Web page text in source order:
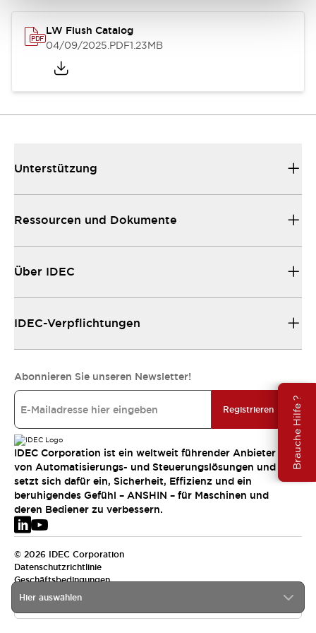
Brauche Hilfe ?
LW Flush Catalog
04/09/2025.PDF1.23MB
Hier auswählen
Unterstützung
Ressourcen und Dokumente
Über IDEC
IDEC-Verpflichtungen
Abonnieren Sie unseren Newsletter!
Registrieren
IDEC Corporation ist ein weltweit führender Anbieter
von Automatisierungs- und Steuerungslösungen und
setzt sich dafür ein, Sicherheit, Effizienz und ein
beruhigendes Gefühl – ANSHIN – für Maschinen und
deren Bediener zu verbessern.
© 2026 IDEC Corporation
Datenschutzrichtlinie
Geschäftsbedingungen
EMEA